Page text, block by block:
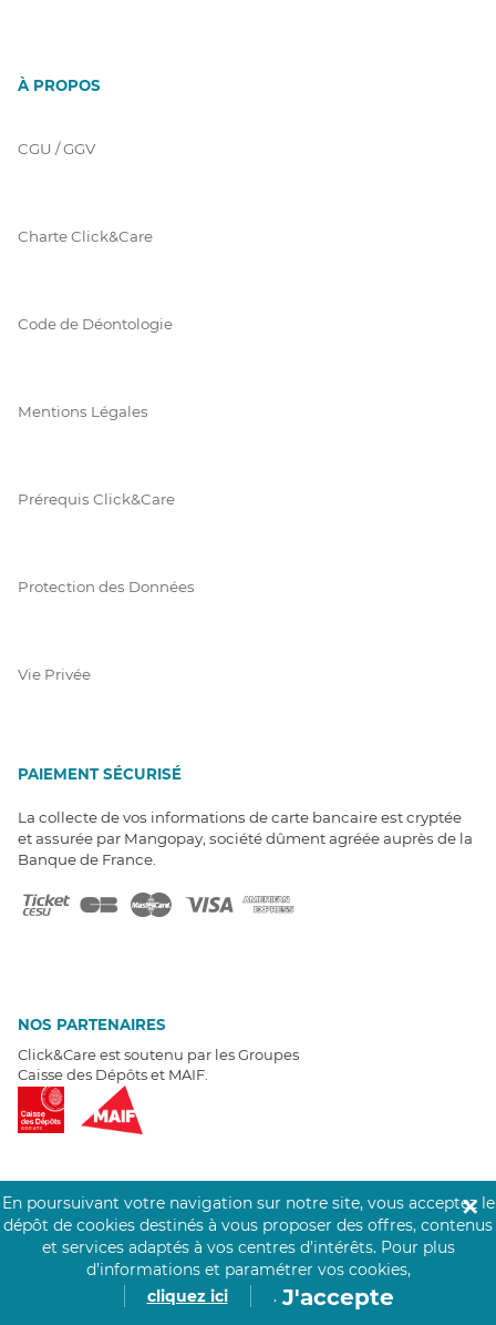
À PROPOS
CGU / GGV
Charte Click&Care
Code de Déontologie
Mentions Légales
Prérequis Click&Care
Protection des Données
Vie Privée
PAIEMENT SÉCURISÉ
La collecte de vos informations de carte bancaire est cryptée
et assurée par Mangopay, société dûment agréée auprès de la
Banque de France.
NOS PARTENAIRES
Click&Care est soutenu par les Groupes
Caisse des Dépôts et MAIF.
EXPERTS À VOTRE ÉCOUTE
Un besoin de recrutement ? Click&Care vous accompagne par
téléphone 7/7 .
Être rappelé aujourd'hui
En poursuivant votre navigation sur notre site, vous acceptez le
dépôt de cookies destinés à vous proposer des offres, contenus
et services adaptés à vos centres d’intérêts. Pour plus
d’informations et paramétrer vos cookies,
cliquez ici
. J'accepte
✕